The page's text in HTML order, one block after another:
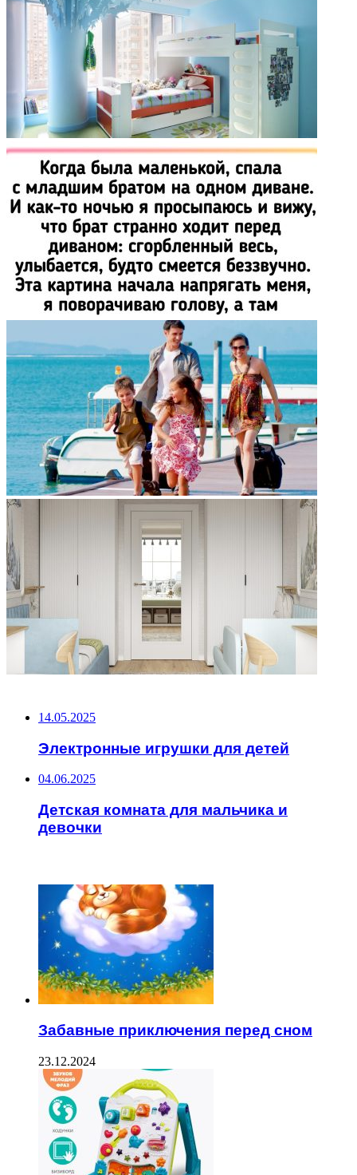
14.05.2025
Электронные игрушки для детей
04.06.2025
Детская комната для мальчика и
девочки
Забавные приключения перед сном
23.12.2024